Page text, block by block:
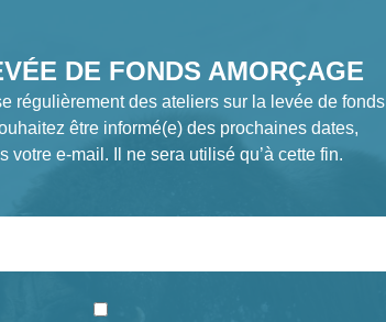
DE FONDS AMORÇAGE
régulièrement des ateliers sur la levée de fonds
être informé(e) des prochaines dates,
votre e-mail. Il ne sera utilisé qu’à cette fin.